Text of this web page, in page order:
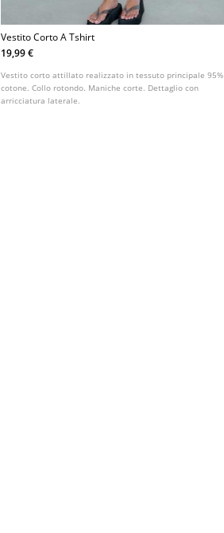
Vestito Corto A Tshirt
19,99 €
Vestito corto attillato realizzato in tessuto principale 95%
cotone. Collo rotondo. Maniche corte. Dettaglio con
arricciatura laterale.